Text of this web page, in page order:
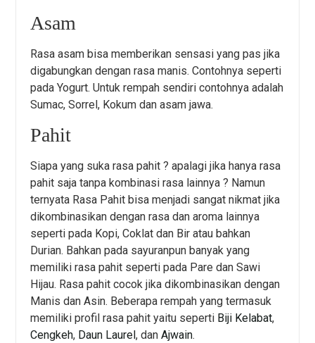
Asam
Rasa asam bisa memberikan sensasi yang pas jika
digabungkan dengan rasa manis. Contohnya seperti
pada Yogurt. Untuk rempah sendiri contohnya adalah
Sumac, Sorrel, Kokum dan asam jawa.
Pahit
Siapa yang suka rasa pahit ? apalagi jika hanya rasa
pahit saja tanpa kombinasi rasa lainnya ? Namun
ternyata Rasa Pahit bisa menjadi sangat nikmat jika
dikombinasikan dengan rasa dan aroma lainnya
seperti pada Kopi, Coklat dan Bir atau bahkan
Durian. Bahkan pada sayuranpun banyak yang
memiliki rasa pahit seperti pada Pare dan Sawi
Hijau. Rasa pahit cocok jika dikombinasikan dengan
Manis dan Asin. Beberapa rempah yang termasuk
memiliki profil rasa pahit yaitu seperti Biji Kelabat,
Cengkeh, Daun Laurel, danAjwain.